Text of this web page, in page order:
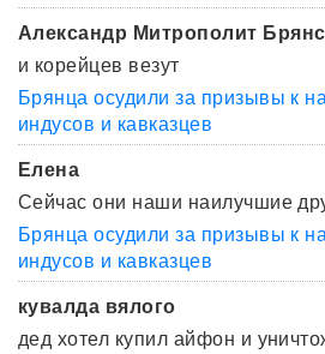
Александр Митрополит
и корейцев везут
Брянца осудили за призывы к
индусов и кавказцев
Елена
Сейчас они наши наилучшие
Брянца осудили за призывы к
индусов и кавказцев
кувалда вялого
дед хотел купил айфон и